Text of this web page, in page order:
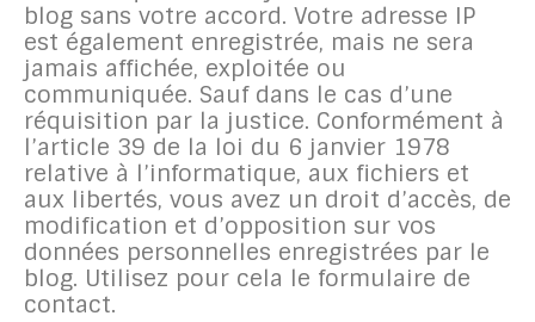
blog sans votre accord. Votre adresse IP
est également enregistrée, mais ne sera
jamais affichée, exploitée ou
communiquée. Sauf dans le cas d’une
réquisition par la justice. Conformément à
l’article 39 de la loi du 6 janvier 1978
relative à l’informatique, aux fichiers et
aux libertés, vous avez un droit d’accès, de
modification et d’opposition sur vos
données personnelles enregistrées par le
blog. Utilisez pour cela le formulaire de
contact.